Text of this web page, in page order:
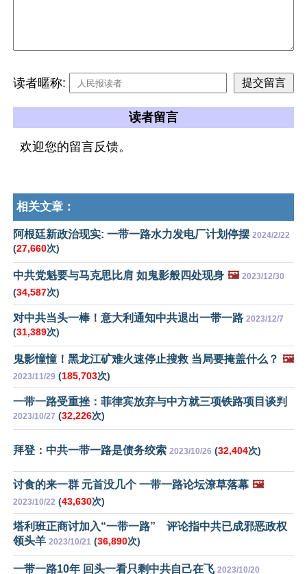
读者暱称:
读者留言
欢迎您的留言反馈。
相关文章：
阿根廷新政治现实: 一带一路水力发电厂计划停摆 2024/2/22
(27,660次)
中共党魁要与马克思比肩 如鬼影般四处现身 🖼️ 2023/12/30
(34,587次)
对中共当头一棒！意大利通知中共退出一带一路 2023/12/7
(31,389次)
鬼影憧憧！黑龙江矿难火速停止搜救 当局要掩盖什么？ 🖼️
2023/11/29 (185,703次)
一带一路受重挫：菲律宾放弃与中方就三项铁路项目谈判
2023/10/27 (32,226次)
拜登：中共一带一路是债务绞索 2023/10/26 (32,404次)
讨食的来一群 元首没几个 一带一路论坛潦草落幕 🖼️
2023/10/22 (43,630次)
塔利班正商讨加入“一带一路” 评论指中共已成邪恶政权
领头羊 2023/10/21 (36,890次)
一带一路10年 回头一看只剩中共自己在飞 2023/10/20